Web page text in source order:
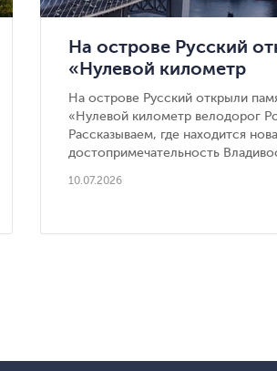
На острове Русский
«Нулевой километр
велодорог России» —
Владивостока
На острове Русский открыли
«Нулевой километр велодорог
Рассказываем, где находится
достопримечательность
10.07.2026